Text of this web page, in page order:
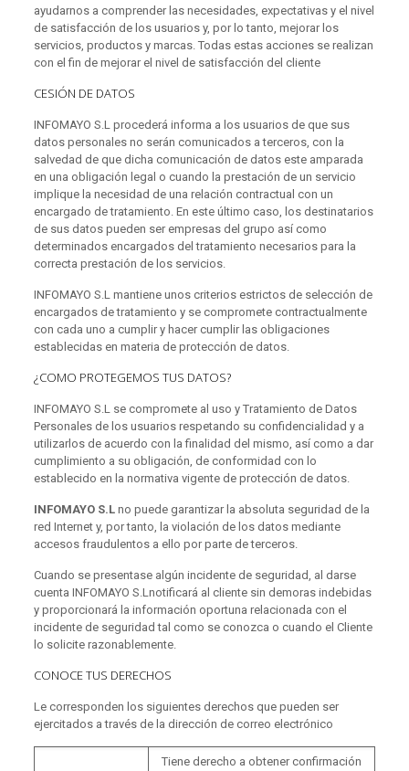
ayudarnos a comprender las necesidades, expectativas y el nivel
de satisfacción de los usuarios y, por lo tanto, mejorar los
servicios, productos y marcas. Todas estas acciones se realizan
con el fin de mejorar el nivel de satisfacción del cliente
CESIÓN DE DATOS
INFOMAYO S.L procederá informa a los usuarios de que sus
datos personales no serán comunicados a terceros, con la
salvedad de que dicha comunicación de datos este amparada
en una obligación legal o cuando la prestación de un servicio
implique la necesidad de una relación contractual con un
encargado de tratamiento. En este último caso, los destinatarios
de sus datos pueden ser empresas del grupo así como
determinados encargados del tratamiento necesarios para la
correcta prestación de los servicios.
INFOMAYO S.L mantiene unos criterios estrictos de selección de
encargados de tratamiento y se compromete contractualmente
con cada uno a cumplir y hacer cumplir las obligaciones
establecidas en materia de protección de datos.
¿COMO PROTEGEMOS TUS DATOS?
INFOMAYO S.L se compromete al uso y Tratamiento de Datos
Personales de los usuarios respetando su confidencialidad y a
utilizarlos de acuerdo con la finalidad del mismo, así como a dar
cumplimiento a su obligación, de conformidad con lo
establecido en la normativa vigente de protección de datos.
INFOMAYO S.Lno puede garantizar la absoluta seguridad de la
red Internet y, por tanto, la violación de los datos mediante
accesos fraudulentos a ello por parte de terceros.
Cuando se presentase algún incidente de seguridad, al darse
cuenta INFOMAYO S.Lnotificará al cliente sin demoras indebidas
y proporcionará la información oportuna relacionada con el
incidente de seguridad tal como se conozca o cuando el Cliente
lo solicite razonablemente.
CONOCE TUS DERECHOS
Le corresponden los siguientes derechos que pueden ser
ejercitados a través de la dirección de correo electrónico
Tiene derecho a obtener confirmación